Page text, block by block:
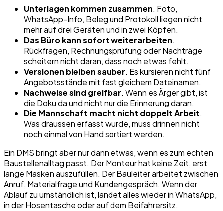
Unterlagen kommen zusammen. Foto,
WhatsApp-Info, Beleg und Protokoll liegen nicht
mehr auf drei Geräten und in zwei Köpfen.
Das Büro kann sofort weiterarbeiten.
Rückfragen, Rechnungsprüfung oder Nachträge
scheitern nicht daran, dass noch etwas fehlt.
Versionen bleiben sauber. Es kursieren nicht fünf
Angebotsstände mit fast gleichem Dateinamen.
Nachweise sind greifbar. Wenn es Ärger gibt, ist
die Doku da und nicht nur die Erinnerung daran.
Die Mannschaft macht nicht doppelt Arbeit.
Was draussen erfasst wurde, muss drinnen nicht
noch einmal von Hand sortiert werden.
Ein DMS bringt aber nur dann etwas, wenn es zum echten
Baustellenalltag passt. Der Monteur hat keine Zeit, erst
lange Masken auszufüllen. Der Bauleiter arbeitet zwischen
Anruf, Materialfrage und Kundengespräch. Wenn der
Ablauf zu umständlich ist, landet alles wieder in WhatsApp,
in der Hosentasche oder auf dem Beifahrersitz.